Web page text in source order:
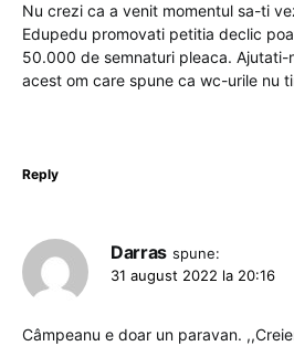
Nu crezi ca a venit momentul sa-ti
Edupedu promovati petitia declic
50.000 de semnaturi pleaca. Ajutati-
acest om care spune ca wc-urile nu
Reply
Darras spune:
31 august 2022 la 20:16
Câmpeanu e doar un paravan.